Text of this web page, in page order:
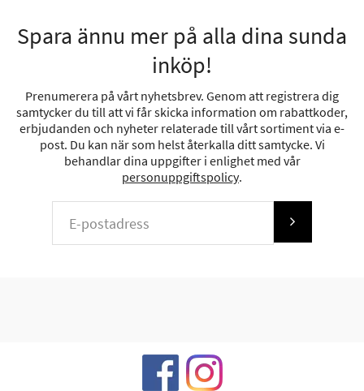
Spara ännu mer på alla dina sunda
inköp!
Prenumerera på vårt nyhetsbrev. Genom att registrera dig
samtycker du till att vi får skicka information om rabattkoder,
erbjudanden och nyheter relaterade till vårt sortiment via e-
post. Du kan när som helst återkalla ditt samtycke. Vi
behandlar dina uppgifter i enlighet med vår
personuppgiftspolicy.